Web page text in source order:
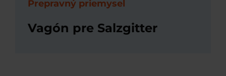
Prepravný priemysel
Vagón pre Salzgitter